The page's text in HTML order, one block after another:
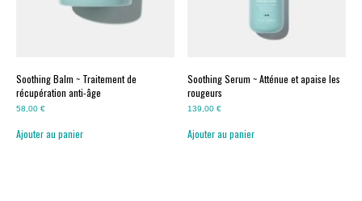
Soothing Balm ~ Traitement de
récupération anti-âge
58,00 €
Ajouter au panier
Soothing Serum ~ Atténue et apaise les
rougeurs
139,00€
Ajouter au panier